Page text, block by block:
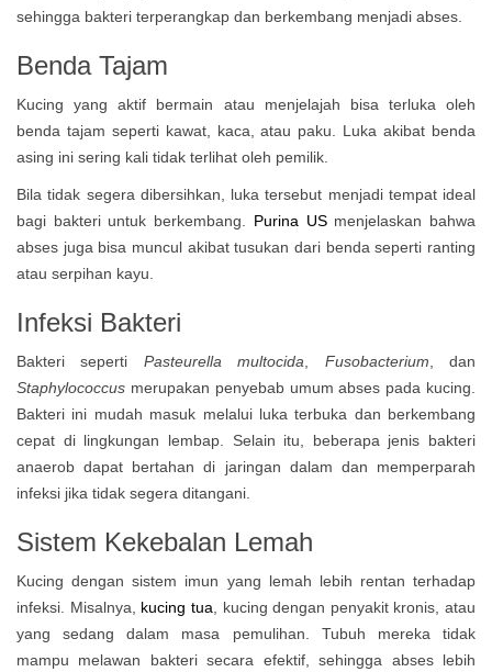
sehingga bakteri terperangkap dan berkembang menjadi abses.
Benda Tajam
Kucing yang aktif bermain atau menjelajah bisa terluka oleh
benda tajam seperti kawat, kaca, atau paku. Luka akibat benda
asing ini sering kali tidak terlihat oleh pemilik.
Bila tidak segera dibersihkan, luka tersebut menjadi tempat ideal
bagi bakteri untuk berkembang.
Purina USmenjelaskan bahwa
abses juga bisa muncul akibat tusukan dari benda seperti ranting
atau serpihan kayu.
Infeksi Bakteri
Bakteri seperti Pasteurella multocida Fusobacterium , dan
Staphylococcus merupakan penyebab umum abses pada kucing.
Bakteri ini mudah masuk melalui luka terbuka dan berkembang
cepat di lingkungan lembap. Selain itu, beberapa jenis bakteri
anaerob dapat bertahan di jaringan dalam dan memperparah
infeksi jika tidak segera ditangani.
Sistem Kekebalan Lemah
Kucing dengan sistem imun yang lemah lebih rentan terhadap
infeksi. Misalnya, kucing tua , kucing dengan penyakit kronis, atau
yang sedang dalam masa pemulihan. Tubuh mereka tidak
mampu melawan bakteri secara efektif, sehingga abses lebih